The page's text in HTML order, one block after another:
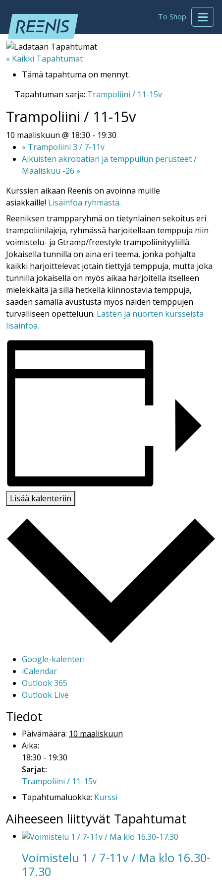
To Shop
« Kaikki Tapahtumat
Tämä tapahtuma on mennyt.
Tapahtuman sarja: Trampoliini / 11-15v
Trampoliini / 11-15v
10 maaliskuun @ 18:30 - 19:30
« Trampoliini 3 / 7-11v
Aikuisten akrobatian ja temppuilun perusteet /
Maaliskuu -26 »
Kurssien aikaan Reenis on avoinna muille
asiakkaille! Lisäinfoa ryhmästä.
Reeniksen trampparyhmä on tietynlainen sekoitus eri
trampoliinilajeja, ryhmässä harjoitellaan temppuja niin
voimistelu- ja Gtramp/freestyle trampoliinityyliillä.
Jokaisella tunnilla on aina eri teema, jonka pohjalta
kaikki harjoittelevat jotain tiettyjä temppuja, mutta joka
tunnilla jokaisella on myös aikaa harjoitella itselleen
mielekkäitä ja sillä hetkellä kiinnostavia temppuja,
saaden samalla avustusta myös näiden temppujen
turvalliseen opetteluun. Lasten ja nuorten kursseista
lisäinfoa.
Lisää kalenteriin
Google-kalenteri
iCalendar
Outlook 365
Outlook Live
Tiedot
Päivämäärä: 10 maaliskuun
Aika:
18:30 - 19:30
Sarjat:
Trampoliini / 11-15v
Tapahtumaluokka: Kurssi
Aiheeseen liittyvät Tapahtumat
Voimistelu 1 / 7-11v / Ma klo 16.30-
17.30